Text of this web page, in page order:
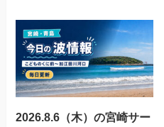
2026.8.6（木）の宮崎サー